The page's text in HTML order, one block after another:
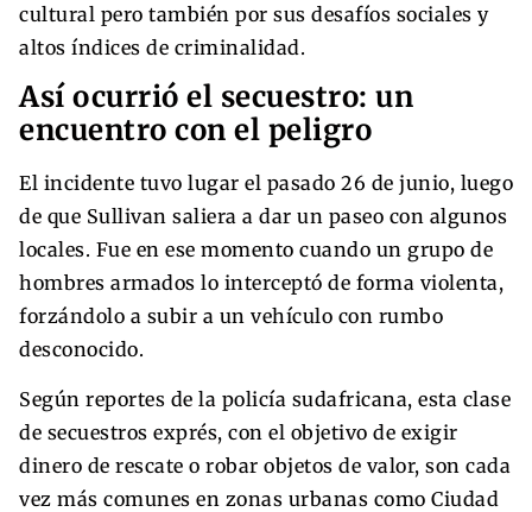
cultural pero también por sus desafíos sociales y
altos índices de criminalidad.
Así ocurrió el secuestro: un
encuentro con el peligro
El incidente tuvo lugar el pasado 26 de junio, luego
de que Sullivan saliera a dar un paseo con algunos
locales. Fue en ese momento cuando un grupo de
hombres armados lo interceptó de forma violenta,
forzándolo a subir a un vehículo con rumbo
desconocido.
Según reportes de la policía sudafricana, esta clase
de secuestros exprés, con el objetivo de exigir
dinero de rescate o robar objetos de valor, son cada
vez más comunes en zonas urbanas como Ciudad